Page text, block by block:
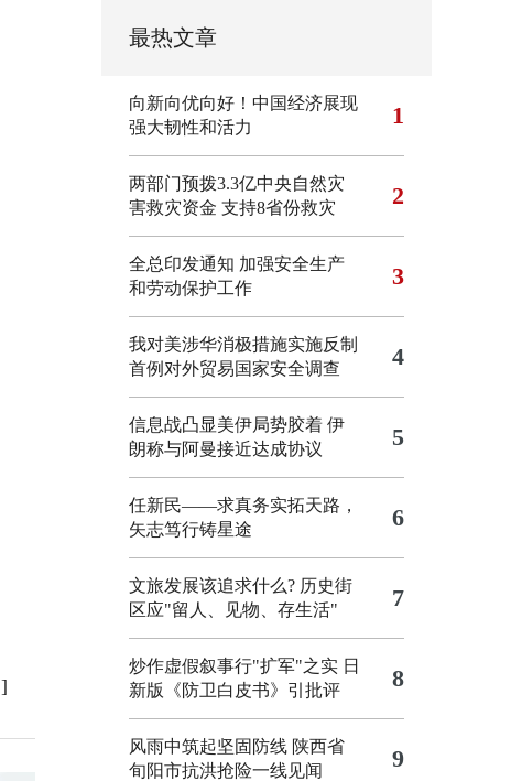
]
最热文章
向新向优向好！中国经济展现
强大韧性和活力
1
两部门预拨3.3亿中央自然灾
害救灾资金 支持8省份救灾
2
全总印发通知 加强安全生产
和劳动保护工作
3
我对美涉华消极措施实施反制
首例对外贸易国家安全调查
4
信息战凸显美伊局势胶着 伊
朗称与阿曼接近达成协议
5
任新民——求真务实拓天路，
矢志笃行铸星途
6
文旅发展该追求什么? 历史街
区应"留人、见物、存生活"
7
炒作虚假叙事行"扩军"之实 日
新版《防卫白皮书》引批评
8
风雨中筑起坚固防线 陕西省
旬阳市抗洪抢险一线见闻
9